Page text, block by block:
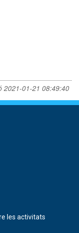
2021-01-21 08:49:40
les activitats